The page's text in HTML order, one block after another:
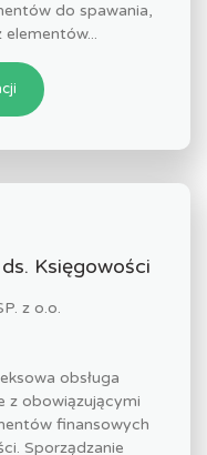
do spawania,
Księgowości
z o.o.
obsługa
z obowiązującymi
finansowych
Sporządzanie